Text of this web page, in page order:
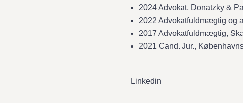
2024 Advokat, Donatzky &
2022 Advokatfuldmægtig og
2017 Advokatfuldmægtig,
2021 Cand. Jur.,
Linkedin